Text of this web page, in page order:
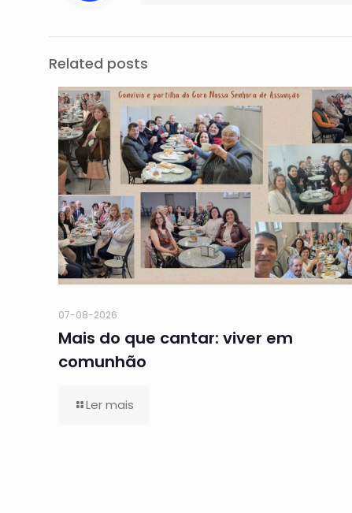
Related posts
07-08-2026
Mais do que cantar: viver em
comunhão
Ler mais